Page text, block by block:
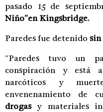
pasado 15 de
Niño”en Kingsbridge.
Paredes fue detenido sin
“Paredes tuvo un
conspiración y está
narcóticos y
envenenamiento de
drogasy materiales